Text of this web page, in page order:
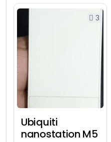
3
Ubiquiti
nanostation M5